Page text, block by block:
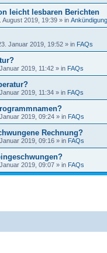
leicht lesbaren Berichten
August 2019, 19:39 » in
Januar 2019, 19:52 » in FAQs
2019, 11:42 » in FAQs
2019, 11:34 » in FAQs
2019, 09:24 » in FAQs
Rechnung?
2019, 09:16 » in FAQs
2019, 09:07 » in FAQs